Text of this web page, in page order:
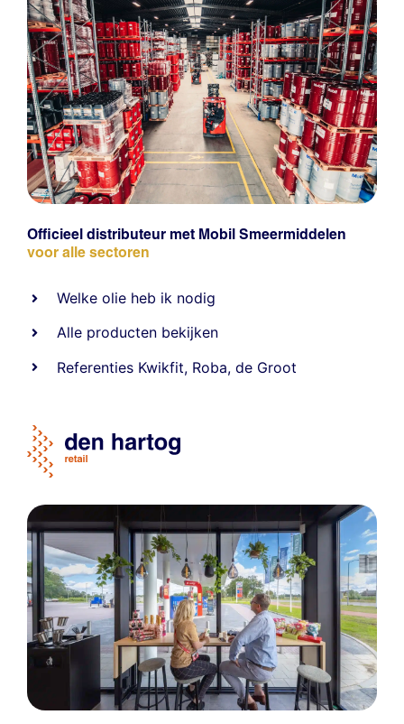
Officieel distributeur met Mobil Smeermiddelen
voor alle sectoren
Welke olie heb ik nodig
Alle producten bekijken
Referenties Kwikfit, Roba,de Groot